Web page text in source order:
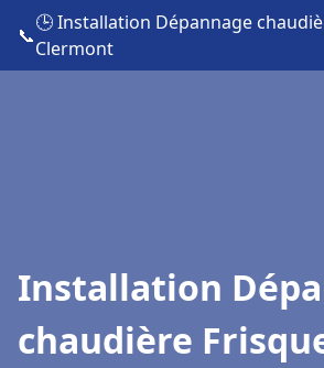
📞
🕒 Installation Dépannage
Clermont
Installation
chaudière